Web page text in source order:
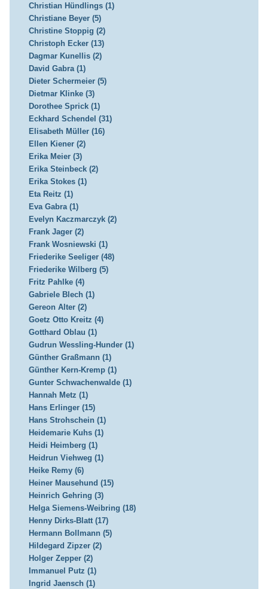
Christian Hündlings (1)
Christiane Beyer (5)
Christine Stoppig (2)
Christoph Ecker (13)
Dagmar Kunellis (2)
David Gabra (1)
Dieter Schermeier (5)
Dietmar Klinke (3)
Dorothee Sprick (1)
Eckhard Schendel (31)
Elisabeth Müller (16)
Ellen Kiener (2)
Erika Meier (3)
Erika Steinbeck (2)
Erika Stokes (1)
Eta Reitz (1)
Eva Gabra (1)
Evelyn Kaczmarczyk (2)
Frank Jager (2)
Frank Wosniewski (1)
Friederike Seeliger (48)
Friederike Wilberg (5)
Fritz Pahlke (4)
Gabriele Blech (1)
Gereon Alter (2)
Goetz Otto Kreitz (4)
Gotthard Oblau (1)
Gudrun Wessling-Hunder (1)
Günther Graßmann (1)
Günther Kern-Kremp (1)
Gunter Schwachenwalde (1)
Hannah Metz (1)
Hans Erlinger (15)
Hans Strohschein (1)
Heidemarie Kuhs (1)
Heidi Heimberg (1)
Heidrun Viehweg (1)
Heike Remy (6)
Heiner Mausehund (15)
Heinrich Gehring (3)
Helga Siemens-Weibring (18)
Henny Dirks-Blatt (17)
Hermann Bollmann (5)
Hildegard Zipzer (2)
Holger Zepper (2)
Immanuel Putz (1)
Ingrid Jaensch (1)